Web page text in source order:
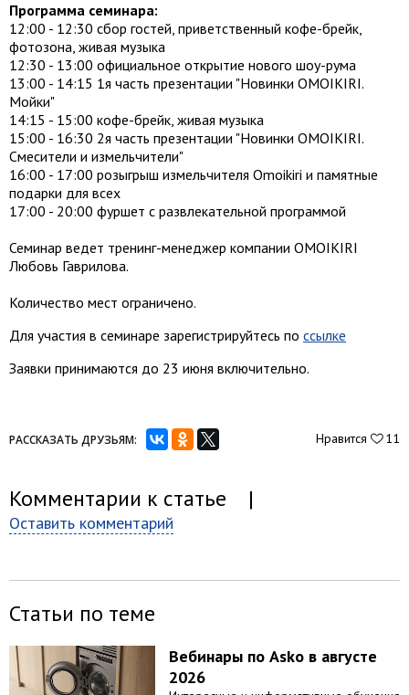
Программа семинара:
12:00 - 12:30 сбор гостей, приветственный кофе-брейк,
фотозона, живая музыка
12:30 - 13:00 официальное открытие нового шоу-рума
13:00 - 14:15 1я часть презентации "Новинки OMOIKIRI.
Мойки"
14:15 - 15:00 кофе-брейк, живая музыка
15:00 - 16:30 2я часть презентации "Новинки OMOIKIRI.
Смесители и измельчители"
16:00 - 17:00 розыгрыш измельчителя Omoikiri и памятные
подарки для всех
17:00 - 20:00 фуршет с развлекательной программой
Семинар ведет тренинг-менеджер компании OMOIKIRI
Любовь Гаврилова.
Количество мест ограничено.
Для участия в семинаре зарегистрируйтесь по ссылке
Заявки принимаются до 23 июня включительно.
РАССКАЗАТЬ ДРУЗЬЯМ: Нравится 11
Комментарии к статье |
Оставить комментарий
Статьи по теме
Вебинары по Asko в августе
2026